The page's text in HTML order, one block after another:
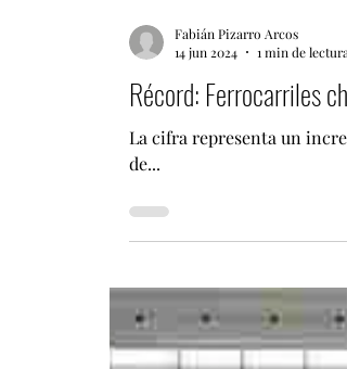
14 jun 2024
1 min de lectura
Récord: Ferrocarriles